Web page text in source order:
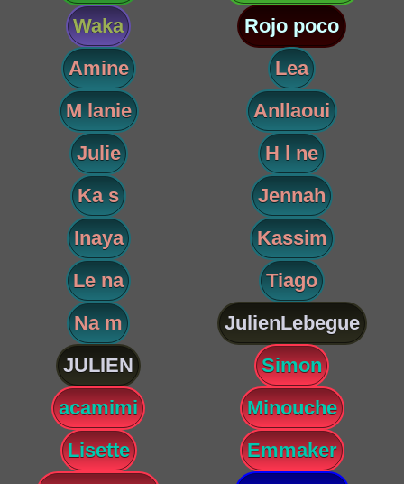
Waka
Rojo poco
Amine
Lea
M lanie
Anllaoui
Julie
H l ne
Ka s
Jennah
Inaya
Kassim
Le na
Tiago
Na m
JulienLebegue
JULIEN
Simon
acamimi
Minouche
Lisette
Emmaker